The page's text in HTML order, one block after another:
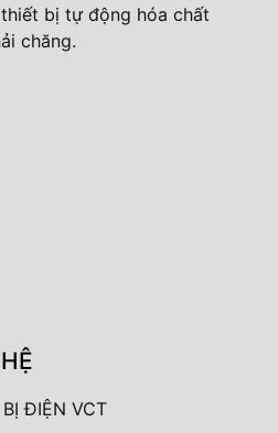
bị tự động hóa chất
chăng.
ĐIỆN VCT